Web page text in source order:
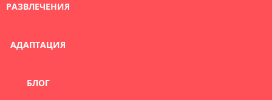
РАЗВЛЕЧЕНИЯ
АДАПТАЦИЯ
БЛОГ